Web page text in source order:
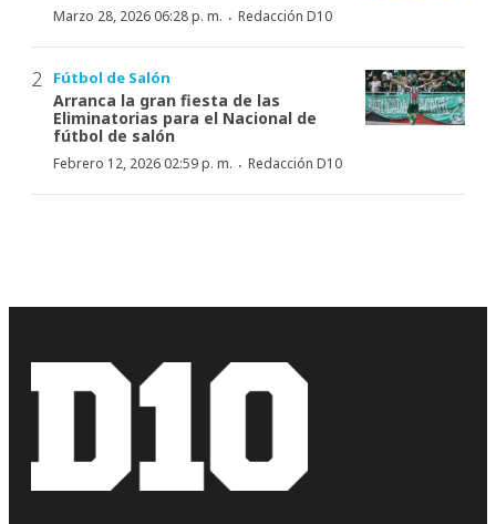
Marzo 28, 2026 06:28 p. m. · Redacción D10
Fútbol de Salón
Arranca la gran fiesta de las
Eliminatorias para el Nacional de
fútbol de salón
Febrero 12, 2026 02:59 p. m. · Redacción D10